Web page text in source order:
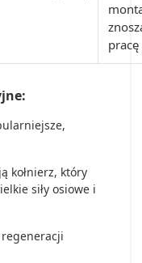
kołnierz, który
siły osiowe i
regeneracji